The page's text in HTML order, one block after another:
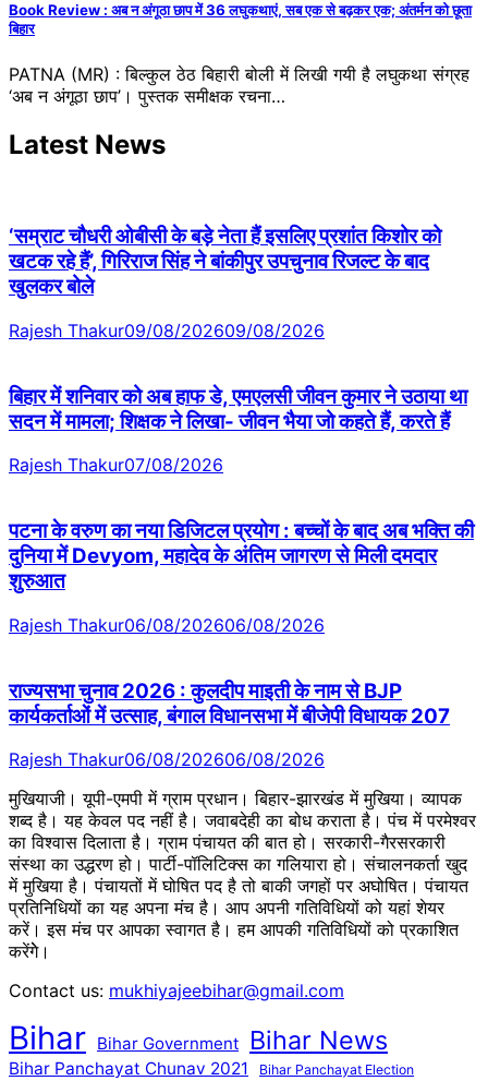
Book Review : अब न अंगूठा छाप में 36 लघुकथाएं, सब एक से बढ़कर एक; अंतर्मन को छूता
बिहार
PATNA (MR) : बिल्कुल ठेठ बिहारी बोली में लिखी गयी है लघुकथा संग्रह
‘अब न अंगूठा छाप’। पुस्तक समीक्षक रचना…
Latest News
‘सम्राट चौधरी ओबीसी के बड़े नेता हैं इसलिए प्रशांत किशोर को
खटक रहे हैं’, गिरिराज सिंह ने बांकीपुर उपचुनाव रिजल्ट के बाद
खुलकर बोले
Rajesh Thakur09/08/202609/08/2026
बिहार में शनिवार को अब हाफ डे, एमएलसी जीवन कुमार ने उठाया था
सदन में मामला; शिक्षक ने लिखा- जीवन भैया जो कहते हैं, करते हैं
Rajesh Thakur07/08/2026
पटना के वरुण का नया डिजिटल प्रयोग : बच्चों के बाद अब भक्ति की
दुनिया में Devyom, महादेव के अंतिम जागरण से मिली दमदार
शुरुआत
Rajesh Thakur06/08/202606/08/2026
राज्यसभा चुनाव 2026 : कुलदीप माइती के नाम से BJP
कार्यकर्ताओं में उत्साह, बंगाल विधानसभा में बीजेपी विधायक 207
Rajesh Thakur06/08/202606/08/2026
मुखियाजी। यूपी-एमपी में ग्राम प्रधान। बिहार-झारखंड में मुखिया। व्यापक
शब्द है। यह केवल पद नहीं है। जवाबदेही का बोध कराता है। पंच में परमेश्वर
का विश्वास दिलाता है। ग्राम पंचायत की बात हो। सरकारी-गैरसरकारी
संस्था का उद्धरण हो। पार्टी-पॉलिटिक्स का गलियारा हो। संचालनकर्ता खुद
में मुखिया है। पंचायतों में घोषित पद है तो बाकी जगहों पर अघोषित। पंचायत
प्रतिनिधियों का यह अपना मंच है। आप अपनी गतिविधियों को यहां शेयर
करें। इस मंच पर आपका स्वागत है। हम आपकी गतिविधियों को प्रकाशित
करेंगेे।
Contact us: mukhiyajeebihar@gmail.com
Bihar Bihar Government Bihar News
Bihar Panchayat Chunav 2021 Bihar Panchayat Election